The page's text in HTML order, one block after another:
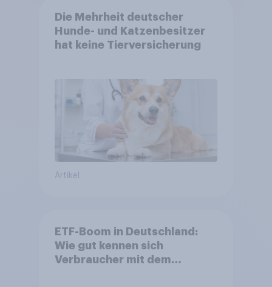
Die Mehrheit deutscher
Hunde- und Katzenbesitzer
hat keine Tierversicherung
Artikel
ETF-Boom in Deutschland:
Wie gut kennen sich
Verbraucher mit dem